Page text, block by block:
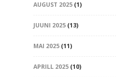
AUGUST 2025(1)
JUUNI 2025(13)
MAI 2025(11)
APRILL 2025(10)